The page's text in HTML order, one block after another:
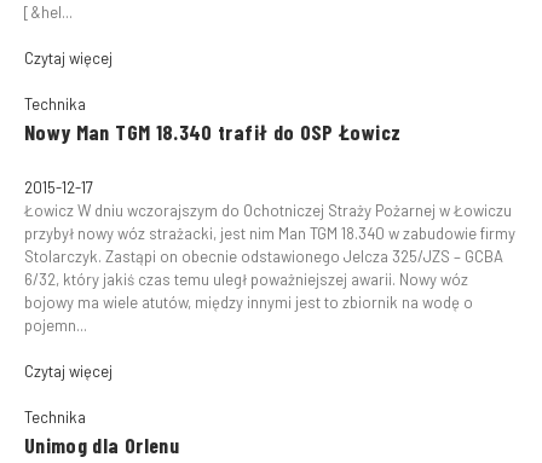
[&hel...
Czytaj więcej
Technika
Nowy Man TGM 18.340 trafił do OSP Łowicz
2015-12-17
Łowicz W dniu wczorajszym do Ochotniczej Straży Pożarnej w Łowiczu
przybył nowy wóz strażacki, jest nim Man TGM 18.340 w zabudowie firmy
Stolarczyk. Zastąpi on obecnie odstawionego Jelcza 325/JZS – GCBA
6/32, który jakiś czas temu uległ poważniejszej awarii. Nowy wóz
bojowy ma wiele atutów, między innymi jest to zbiornik na wodę o
pojemn...
Czytaj więcej
Technika
Unimog dla Orlenu